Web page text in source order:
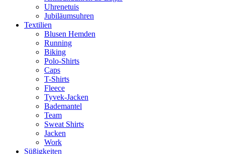
Uhrenetuis
Jubiläumsuhren
Textilien
Blusen Hemden
Running
Biking
Polo-Shirts
Caps
T-Shirts
Fleece
Tyvek-Jacken
Bademantel
Team
Sweat Shirts
Jacken
Work
Süßigkeiten